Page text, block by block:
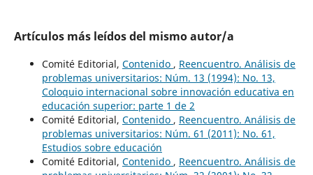
Artículos más leídos del mismo autor/a
Comité Editorial, Contenido , Reencuentro. Análisis de
problemas universitarios: Núm. 13 (1994): No. 13,
Coloquio internacional sobre innovación educativa en
educación superior: parte 1 de 2
Comité Editorial, Contenido , Reencuentro. Análisis de
problemas universitarios: Núm. 61 (2011): No. 61,
Estudios sobre educación
Comité Editorial, Contenido , Reencuentro. Análisis de